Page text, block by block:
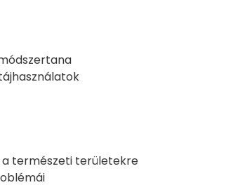
természeti területekre